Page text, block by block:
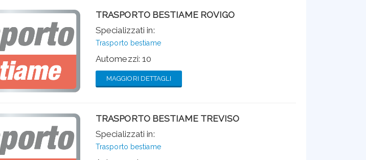
TRASPORTO BESTIAME ROVIGO
Specializzati in:
Trasporto bestiame
Automezzi: 10
MAGGIORI DETTAGLI
TRASPORTO BESTIAME TREVISO
Specializzati in:
Trasporto bestiame